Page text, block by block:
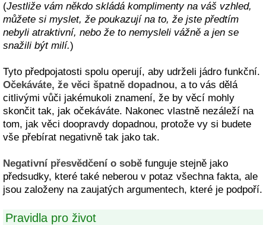
(Jestliže vám někdo skládá komplimenty na váš vzhled,
můžete si myslet, že poukazují na to, že jste předtím
nebyli atraktivní, nebo že to nemysleli vážně a jen se
snažili být milí.)
Tyto předpojatosti spolu operují, aby udrželi jádro funkční.
Očekáváte, že věci špatně dopadnou, a to vás dělá
citlivými vůči jakémukoli znamení, že by věcí mohly
skončit tak, jak očekáváte. Nakonec vlastně nezáleží na
tom, jak věci doopravdy dopadnou, protože vy si budete
vše přebírat negativně tak jako tak.
Negativní přesvědčení o sobě funguje stejně jako
předsudky, které také neberou v potaz všechna fakta, ale
jsou založeny na zaujatých argumentech, které je podpoří.
Pravidla pro život